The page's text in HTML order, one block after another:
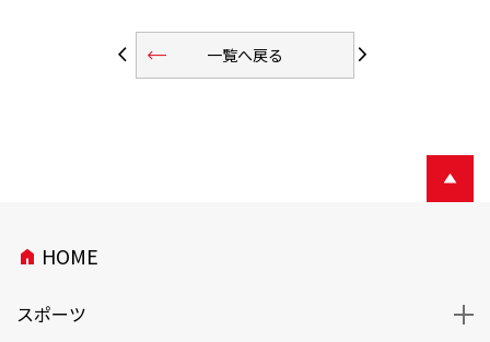
arrow_back_ios 一覧へ戻る
trending_flat arrow_forward_ios
home HOME
スポーツ